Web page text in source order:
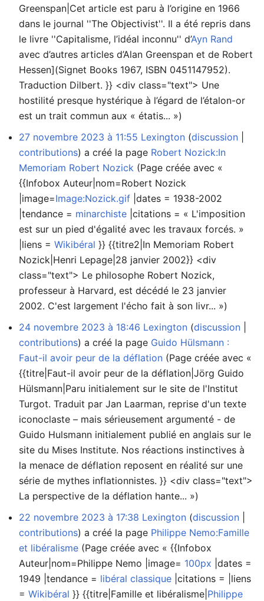
Greenspan|Cet article est paru à l’origine en 1966
dans le journal ''The Objectivist''. Il a été repris dans
le livre ''Capitalisme, l’idéal inconnu'' d’Ayn Rand
avec d’autres articles d’Alan Greenspan et de Robert
Hessen](Signet Books 1967, ISBN 0451147952).
Traduction Dilbert. }} <div class="text"> Une
hostilité presque hystérique à l’égard de l’étalon-or
est un trait commun aux « étatis... »)
27 novembre 2023 à 11:55 Lexington discussion
contributions a créé la page Robert Nozick:In
Memoriam Robert Nozick (Page créée avec «
{{Infobox Auteur|nom=Robert Nozick
|image=Image:Nozick.gif |dates = 1938-2002
|tendance = minarchiste |citations = « L'imposition
est sur un pied d'égalité avec les travaux forcés. »
|liens = Wikibéral }} {{titre2|In Memoriam Robert
Nozick|Henri Lepage|28 janvier 2002}} <div
class="text"> Le philosophe Robert Nozick,
professeur à Harvard, est décédé le 23 janvier
2002. C'est largement l'écho fait à son livr... »)
24 novembre 2023 à 18:46 Lexington discussion
contributions a créé la page Guido Hülsmann :
Faut-il avoir peur de la déflation (Page créée avec «
{{titre|Faut-il avoir peur de la déflation|Jörg Guido
Hülsmann|Paru initialement sur le site de l'Institut
Turgot. Traduit par Jan Laarman, reprise d'un texte
iconoclaste – mais sérieusement argumenté - de
Guido Hulsmann initialement publié en anglais sur le
site du Mises Institute. Nos réactions instinctives à
la menace de déflation reposent en réalité sur une
série de mythes inflationnistes. }} <div class="text">
La perspective de la déflation hante... »)
22 novembre 2023 à 17:38 Lexington discussion
contributions a créé la page Philippe Nemo:Famille
et libéralisme (Page créée avec « {{Infobox
Auteur|nom=Philippe Nemo |image= 100px |dates =
1949 |tendance = libéral classique |citations = |liens
= Wikibéral }} {{titre|Famille et libéralisme| Philippe